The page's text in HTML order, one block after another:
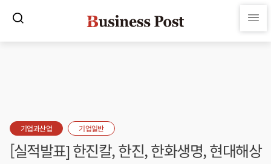
기업과산업 기업일반
[실적발표] 한진칼, 한진, 한화생명, 현대해상